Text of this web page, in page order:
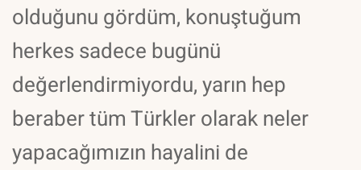
olduğunu gördüm, konuştuğum
herkes sadece bugünü
değerlendirmiyordu, yarın hep
beraber tüm Türkler olarak neler
yapacağımızın hayalini de